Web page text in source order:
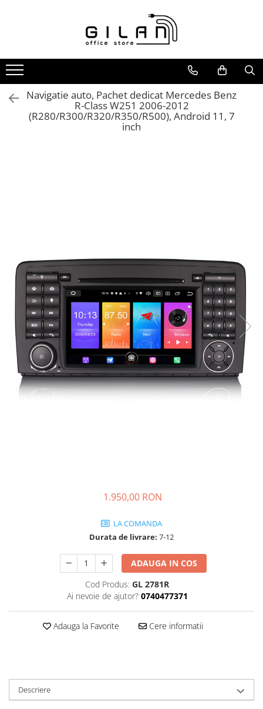
Livolo - Intrerupatoare
Intrerupatoare
ZigBee
Serie Noua
Generatia Noua
Navigatii Multimedia Auto
Navigatii DEDICATE
2 DIN
ALFA ROMEO
JEEP/CHRYSLER/DODGE
KIA
MERCEDES
NISSAN
NISSAN
OPEL / VAUXHALL
PEUGEOT
Navigatie auto, Pachet dedicat Mercedes Benz
R-Class W251 2006-2012
(R280/R300/R320/R350/R500), Android 11, 7
inch
1.950,00 RON
LA COMANDA
Durata de livrare: 7-12
ADAUGA IN COS
Cod Produs: GL 2781R
Ai nevoie de ajutor? 0740477371
Adauga la Favorite Cere informatii
Descriere